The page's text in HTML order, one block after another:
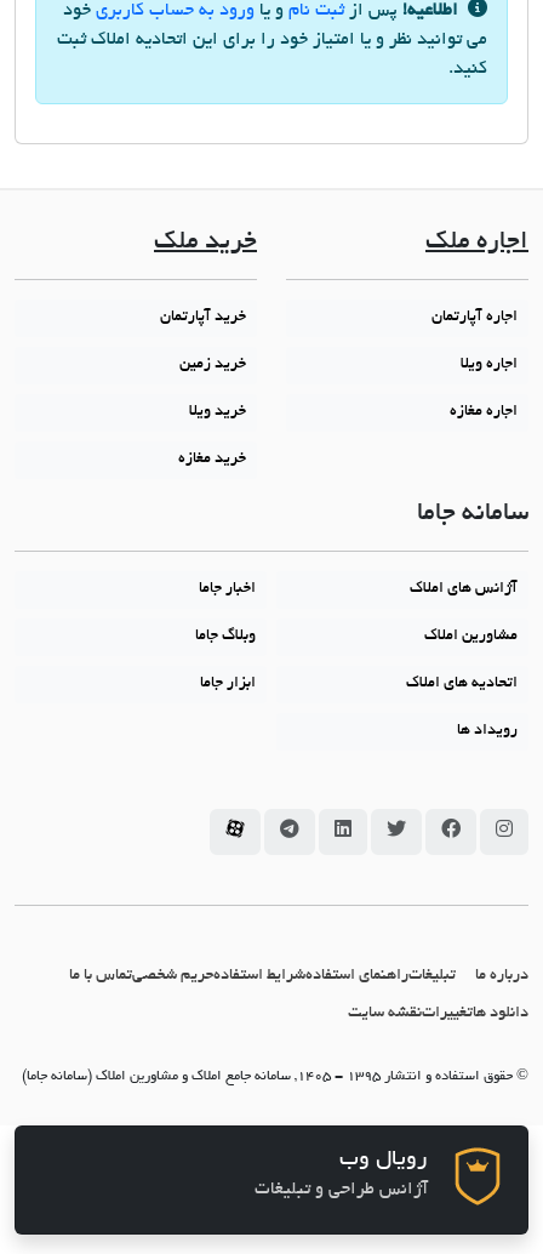
اطلاعیه! پس ازثبت نام و یا ورود به حساب کاربری خود
می توانید نظر و یا امتیاز خود را برای این اتحادیه املاک ثبت
کنید.
اجاره ملک
اجاره آپارتمان
اجاره ویلا
اجاره مغازه
خرید ملک
خرید آپارتمان
خرید زمین
خرید ویلا
خرید مغازه
سامانه جاما
آژانس های املاک اخبار جاما
مشاورین املاک وبلاگ جاما
اتحادیه های املاک ابزار جاما
رویداد ها
سامانه جاما در اینستاگرام
سامانه جاما در فیسبوک
سامانه جاما در توئیتر
سامانه جاما در لینکداین
سامانه جاما در تلگرام
سامانه جاما در آپارات
درباره ما تبلیغاتراهنمای استفادهشرایط استفادهحریم شخصیتماس با ما
دانلود هاتغییراتنقشه سایت
© حقوق استفاده و انتشار 1395 - 1405, سامانه جامع املاک و مشاورین املاک (سامانه جاما)
رویال وب
آژانس طراحی و تبلیغات